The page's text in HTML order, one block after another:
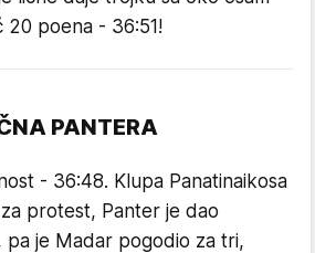
20 poena - 36:51!
PANTERA
- 36:48. Klupa Panatinaikosa
protest, Panter je dao
pa je Madar pogodio za tri,